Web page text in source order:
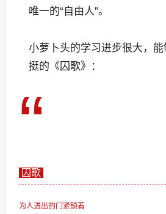
唯一的“自由人”。
小萝卜头的学习进步很大，
挺的《囚歌》：
“
囚歌
为人进出的门紧锁着